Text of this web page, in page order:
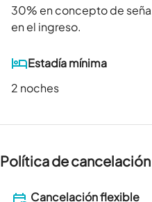
30% en concepto de
en el ingreso.
Estadía mínima
2 noches
Política de cancelación
Cancelación flexible